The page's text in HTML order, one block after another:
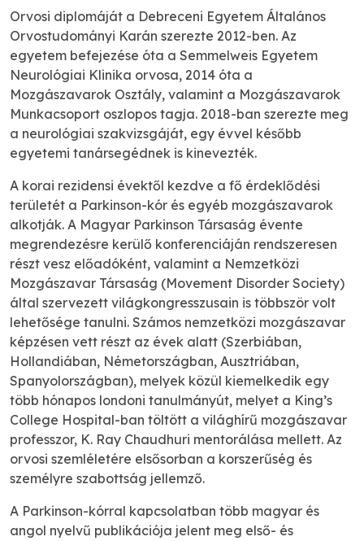
Orvosi diplomáját a Debreceni Egyetem Általános
Orvostudományi Karán szerezte 2012-ben. Az
egyetem befejezése óta a Semmelweis Egyetem
Neurológiai Klinika orvosa, 2014 óta a
Mozgászavarok Osztály, valamint a Mozgászavarok
Munkacsoport oszlopos tagja. 2018-ban szerezte meg
a neurológiai szakvizsgáját, egy évvel később
egyetemi tanársegédnek is kinevezték.
A korai rezidensi évektől kezdve a fő érdeklődési
területét a Parkinson-kór és egyéb mozgászavarok
alkotják. A Magyar Parkinson Társaság évente
megrendezésre kerülő konferenciáján rendszeresen
részt vesz előadóként, valamint a Nemzetközi
Mozgászavar Társaság (Movement Disorder Society)
által szervezett világkongresszusain is többször volt
lehetősége tanulni. Számos nemzetközi mozgászavar
képzésen vett részt az évek alatt (Szerbiában,
Hollandiában, Németországban, Ausztriában,
Spanyolországban), melyek közül kiemelkedik egy
több hónapos londoni tanulmányút, melyet a King’s
College Hospital-ban töltött a világhírű mozgászavar
professzor, K. Ray Chaudhuri mentorálása mellett. Az
orvosi szemléletére elsősorban a korszerűség és
személyre szabottság jellemző.
A Parkinson-kórral kapcsolatban több magyar és
angol nyelvű publikációja jelent meg első- és